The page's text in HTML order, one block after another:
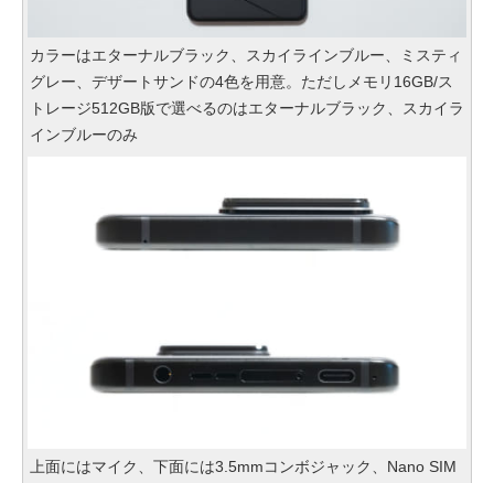
カラーはエターナルブラック、スカイラインブルー、ミスティ
グレー、デザートサンドの4色を用意。ただしメモリ16GB/ス
トレージ512GB版で選べるのはエターナルブラック、スカイラ
インブルーのみ
上面にはマイク、下面には3.5mmコンボジャック、Nano SIM